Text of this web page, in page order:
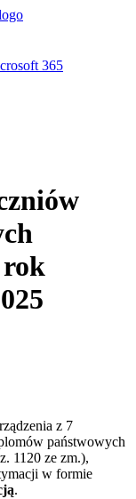
365
z 7
państwowych
1120 ze zm.),
w formie
.